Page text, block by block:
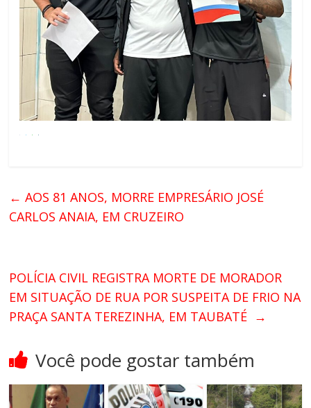
← AOS 81 ANOS, MORRE EMPRESÁRIO JOSÉ
CARLOS ANAIA, EM CRUZEIRO
POLÍCIA CIVIL REGISTRA MORTE DE MORADOR
EM SITUAÇÃO DE RUA POR SUSPEITA DE FRIO NA
PRAÇA SANTA TEREZINHA, EM TAUBATÉ →
Você pode gostar também